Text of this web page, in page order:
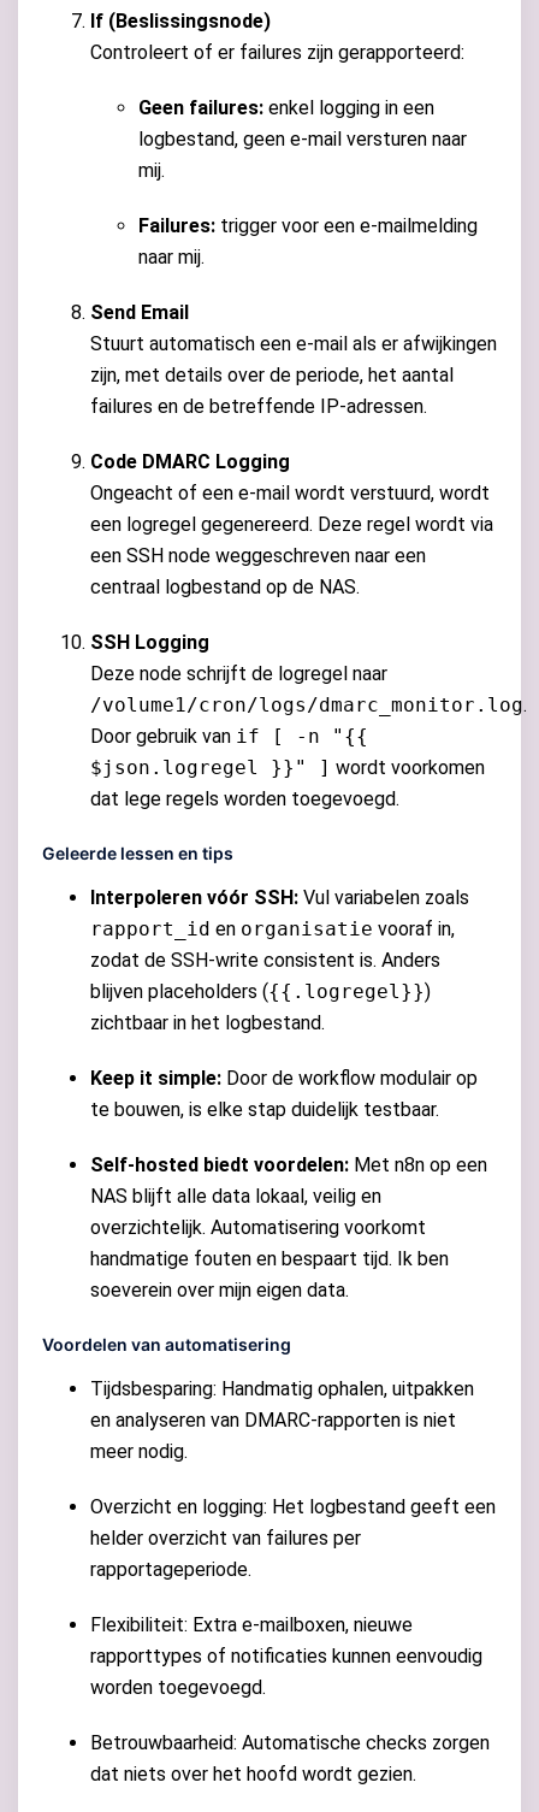
If (Beslissingsnode)
Controleert of er failures zijn gerapporteerd:
Geen failures: enkel logging in een
logbestand, geen e-mail versturen naar
mij.
Failures: trigger voor een e-mailmelding
naar mij.
Send Email
Stuurt automatisch een e-mail als er afwijkingen
zijn, met details over de periode, het aantal
failures en de betreffende IP-adressen.
Code DMARC Logging
Ongeacht of een e-mail wordt verstuurd, wordt
een logregel gegenereerd. Deze regel wordt via
een SSH node weggeschreven naar een
centraal logbestand op de NAS.
SSH Logging
Deze node schrijft de logregel naar
/volume1/cron/logs/dmarc_monitor.log.
Door gebruik van if [ -n "{{
$json.logregel }}" ] wordt voorkomen
dat lege regels worden toegevoegd.
Geleerde lessen en tips
Interpoleren vóór SSH: Vul variabelen zoals
rapport_id en organisatie vooraf in,
zodat de SSH-write consistent is. Anders
blijven placeholders ({{.logregel}})
zichtbaar in het logbestand.
Keep it simple: Door de workflow modulair op
te bouwen, is elke stap duidelijk testbaar.
Self-hosted biedt voordelen: Met n8n op een
NAS blijft alle data lokaal, veilig en
overzichtelijk. Automatisering voorkomt
handmatige fouten en bespaart tijd. Ik ben
soeverein over mijn eigen data.
Voordelen van automatisering
Tijdsbesparing: Handmatig ophalen, uitpakken
en analyseren van DMARC-rapporten is niet
meer nodig.
Overzicht en logging: Het logbestand geeft een
helder overzicht van failures per
rapportageperiode.
Flexibiliteit: Extra e-mailboxen, nieuwe
rapporttypes of notificaties kunnen eenvoudig
worden toegevoegd.
Betrouwbaarheid: Automatische checks zorgen
dat niets over het hoofd wordt gezien.